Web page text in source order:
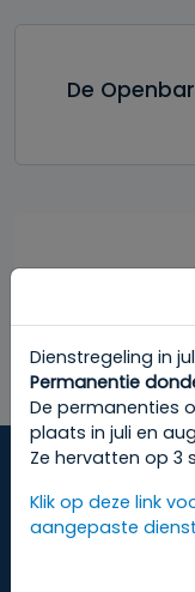
De
Dienstregeling in
Permanentie
De permanenties
plaats in juli en
Ze hervatten op 3
Klik op deze link
aangepaste